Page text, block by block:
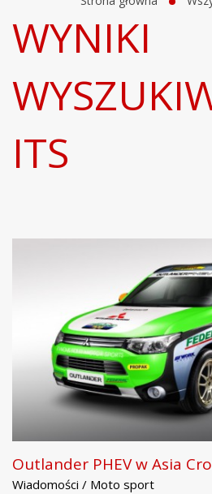
WYNIKI
ITS
Outlander PHEV w Asia
Wiadomości / Moto sport